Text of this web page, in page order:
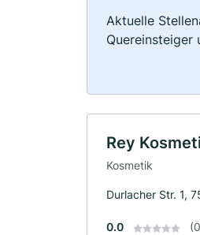
Aktuelle
Quereinsteiger
Rey
Kosmetik
Durlacher Str. 1,
0.0